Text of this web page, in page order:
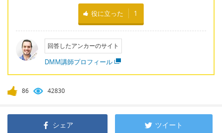
役に立った 1
回答したアンカーのサイト
DMM講師プロフィール
86 42830
シェア ツイート